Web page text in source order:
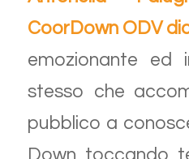
CoorDown ODV
emozionante ed
stesso che
pubblico a
Down toccando